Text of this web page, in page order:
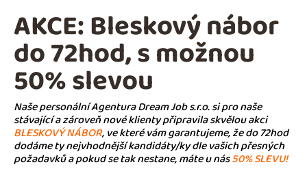
Naše personální Agentura Dream Job s.r.o. si pro naše
stávající a zároveň nové klienty připravila skvělou akci
BLESKOVÝ NÁBOR, ve které vám garantujeme, že do 72hod
dodáme ty nejvhodnější kandidáty/ky dle vašich přesných
požadavků a pokud se tak nestane, máte u nás50% SLEVU!
AKCE: Bleskový nábor
do 72hod, s možnou
50% slevou